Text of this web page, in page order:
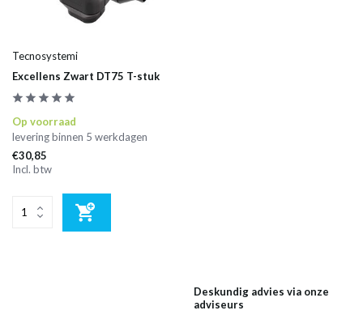
Tecnosystemi
Excellens Zwart DT75 T-stuk
Op voorraad
levering binnen 5 werkdagen
€30,85
Incl. btw
Deskundig advies via onze
adviseurs